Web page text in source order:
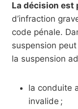
La décision est
d’infraction
code pénale.
suspension
la suspension
la conduite
invalide ;